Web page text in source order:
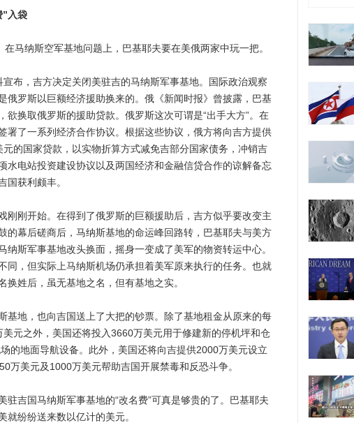
入袋
马纳斯空军基地问题上，巴基耶夫要在美俄两家中玩一把。
，吉方决定关闭美驻吉的马纳斯军事基地。国际政治观察
俄罗斯以巨额经济援助换来的。俄《新闻时报》曾披露，巴基
欲换取俄罗斯的援助贷款。俄罗斯这次可谓是“出手大方”。在
署了一系列经济合作协议。根据这些协议，俄方将向吉方提供
的国家贷款，以实物折算方式减免吉部分国家债务，冲销吉
水电站投资建设协议以及两国经济和金融信贷合作的谅解备忘
国获利颇丰。
刚开始。在得到了俄罗斯的巨额援助后，吉方似乎要改变主
的幕后磋商后，马纳斯基地的命运峰回路转，巴基耶夫与美方
纳斯军事基地改头换面，摇身一变成了美军的物资转运中心。
同，但实际上马纳斯机场仍承担着美军原来执行的任务。也就
姓后，虽无基地之名，但有基地之实。
地，也向吉国送上了大把的钞票。除了基地租金从原来的每
元之外，美国还将投入3660万美元用于修建新的停机坪和仓
的地面导航设备。此外，美国还将向吉提供2000万美元设立
万美元及1000万美元帮助吉国开展禁毒和反恐斗争。
吉国马纳斯军事基地的“改名费”可真是够贵的了。巴基耶夫
就纷纷送来数以亿计的美元。